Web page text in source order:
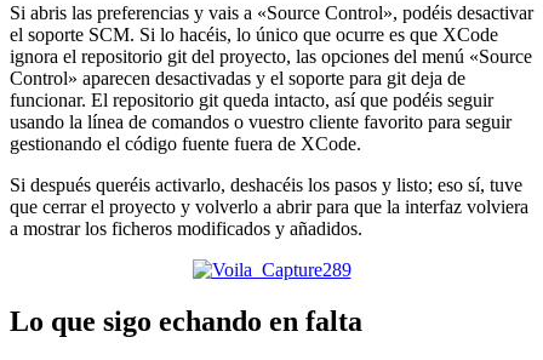
Si abris las preferencias y vais a «Source Control», podéis desactivar
el soporte SCM. Si lo hacéis, lo único que ocurre es que XCode
ignora el repositorio git del proyecto, las opciones del menú «Source
Control» aparecen desactivadas y el soporte para git deja de
funcionar. El repositorio git queda intacto, así que podéis seguir
usando la línea de comandos o vuestro cliente favorito para seguir
gestionando el código fuente fuera de XCode.
Si después queréis activarlo, deshacéis los pasos y listo; eso sí, tuve
que cerrar el proyecto y volverlo a abrir para que la interfaz volviera
a mostrar los ficheros modificados y añadidos.
Lo que sigo echando en falta